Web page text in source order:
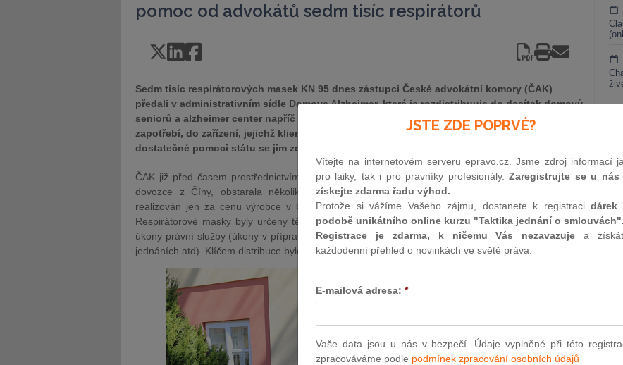
pomoc od advokátů sedm tisíc respirátorů
Sedm tisíc respirátorových masek KN 95 dnes zástupci České advokátní komory (ČAK)
předali v administrativním sídle Domova Alzheimer, které je rozdistribuuje do desítek domovů
seniorů a alzheimer center napříč Českou republikou. Půjdou tam, kde jsou dnes nejvíce
zapotřebí, do zařízení, jejichž klienti a personál stojí nejníže v „ochranném řetězci“ a
dostatečné pomoci státu se jim zde stále nedostává.
ČAK již před časem prostřednictvím kolegy advokáta Mgr. Roberta Plicky a jeho klienta, přímého
dovozce z Číny, obstarala několik tisíc prostředků osobní ochrany pro advokáty. Nákup byl
realizován jen za cenu výrobce v Číně a náklady na dopravu do ČR, zcela bez zisku dovozce.
Respirátorové masky byly určeny těm advokátům, kteří během pandemie musí konat neodkladné
úkony právní služby (úkony v přípravném řízení, návštěvy věznic, účast na neodročených soudních
jednáních atd). Klíčem distribuce bylo poměrné zastoupení advokátů v jednotlivých regionech.
JSTE ZDE POPRVÉ?
Vítejte na internetovém serveru epravo.cz. Jsme zdroj informací
pro laiky, tak i pro právníky profesionály.Zaregistrujte se u nás
získejte zdarma řadu výhod.
Protože si vážíme Vašeho zájmu, dostanete k registracidárek
podobě unikátního online kurzu "Taktika jednání o smlouvách".
Registrace je zdarma, k ničemu Vás nezavazuje a
každodenní přehled o novinkách ve světě práva.
E-mailová adresa: *
Vaše data jsou u nás v bezpečí. Údaje vyplněné při této
zpracováváme podle podmínek zpracování osobních údajů